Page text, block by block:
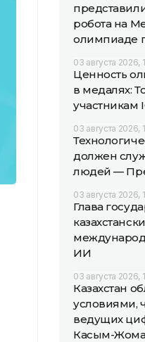
робота на
олимпиаде
03 августа 2026,
Ценность
в медалях:
участникам
03 августа 2026,
должен
людей —
03 августа 2026,
Глава
ИИ
03 августа 2026,
Казахстан
условиями,
ведущих
Касым-